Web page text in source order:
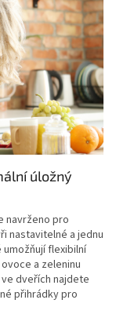
úložný
navrženo pro
nastavitelné a jednu
flexibilní
a zeleninu
dveřích najdete
přihrádky pro